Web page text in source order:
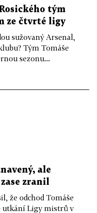
tým
ze čtvrté ligy
sužovaný Arsenal,
Tým Tomáše
sezonu...
ale
zranil
že odchod Tomáše
utkání Ligy mistrů v